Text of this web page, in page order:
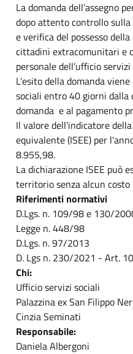
La domanda dell’assegno
dopo attento controllo
e verifica del possesso
cittadini extracomunitari e
personale dell’ufficio
L’esito della domanda
sociali entro 40 giorni dalla
domanda e al pagamento
Il valore dell'indicatore
equivalente (ISEE) per
8.955,98.
La dichiarazione ISEE può
territorio senza alcun costo
Riferimenti normativi
D.Lgs. n. 109/98 e 130/
Legge n. 448/98
D.Lgs. n. 97/2013
D. Lgs n. 230/2021 - Art. 10
Chi:
Ufficio servizi sociali
Palazzina ex San Filippo
Cinzia Seminati
Responsabile:
Daniela Albergoni